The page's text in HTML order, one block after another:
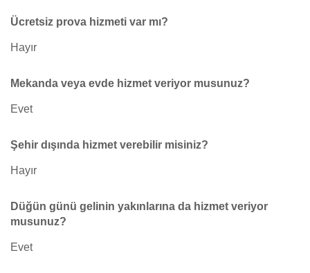
Ücretsiz prova hizmeti var mı?
Hayır
Mekanda veya evde hizmet veriyor musunuz?
Evet
Şehir dışında hizmet verebilir misiniz?
Hayır
Düğün günü gelinin yakınlarına da hizmet veriyor
musunuz?
Evet